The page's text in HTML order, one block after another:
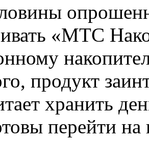
«МТС
продукт
хранить
перейти